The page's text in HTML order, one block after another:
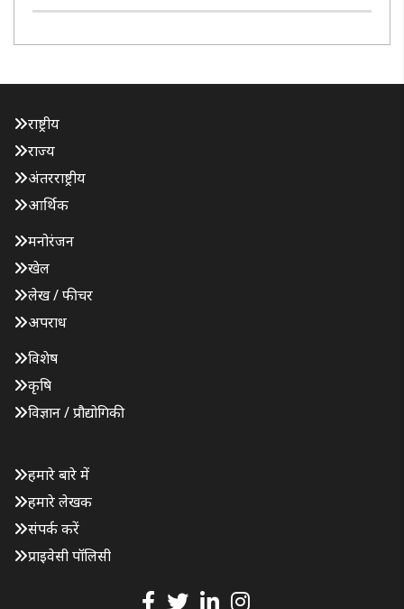
राष्ट्रीय
राज्य
अंतरराष्ट्रीय
आर्थिक
मनोरंजन
खेल
लेख / फीचर
अपराध
विशेष
कृषि
विज्ञान / प्रौद्योगिकी
हमारे बारे में
हमारे लेखक
संपर्क करें
प्राइवेसी पॉलिसी